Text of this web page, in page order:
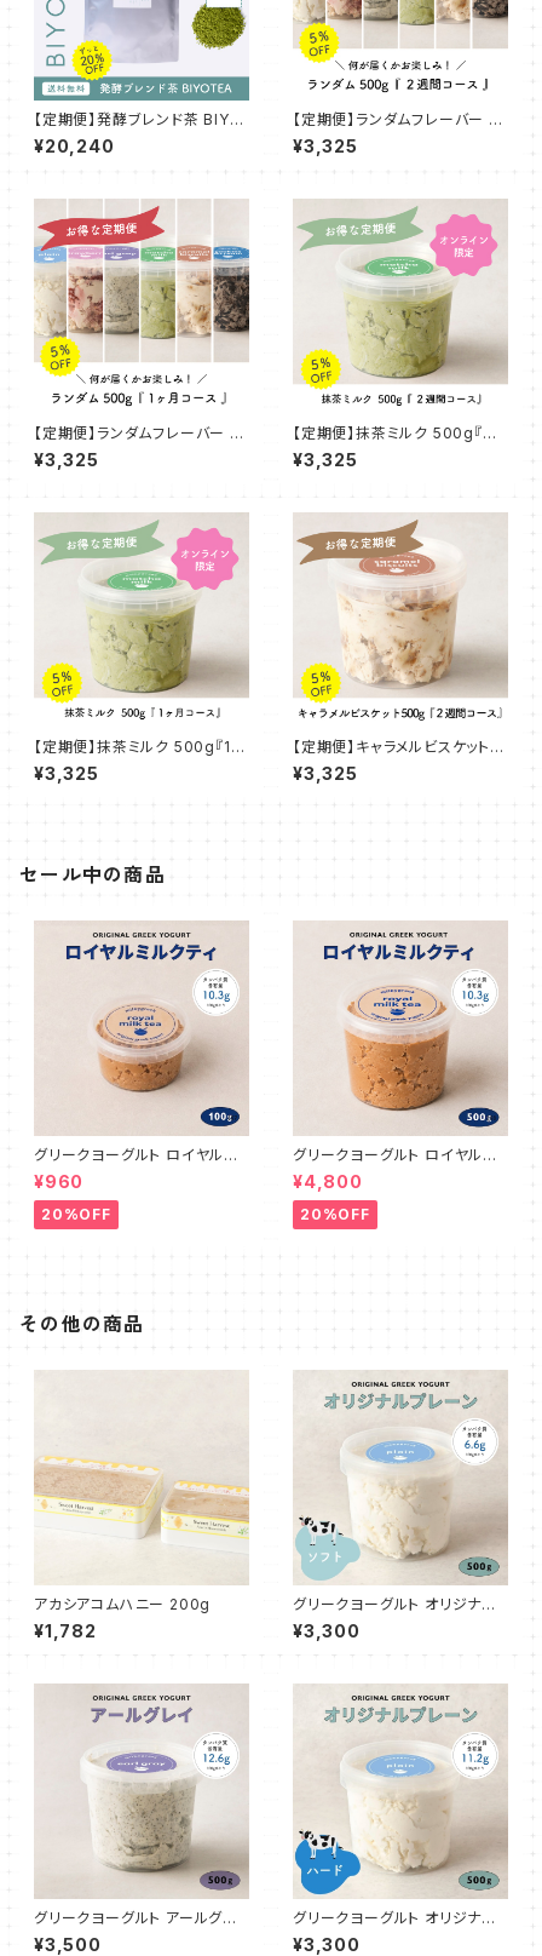
【定期便】発酵ブレンド茶 BIYO
TEA ~発酵のちからで内側から
~【2ヶ月】
¥20,240
【定期便】ランダムフレーバー 5
00g『２週間コース』
¥3,325
【定期便】ランダムフレーバー 5
00g『1ヶ月コース』
¥3,325
【定期便】抹茶ミルク 500g『２
週間コース』
¥3,325
【定期便】抹茶ミルク 500g『1ヶ
月コース』
¥3,325
【定期便】キャラメルビスケット 5
00g『２週間コース』
¥3,325
セール中の商品
グリークヨーグルト ロイヤルミ
ルクティ 100g
¥960
20%OFF
グリークヨーグルト ロイヤルミ
ルクティ 500g
¥4,800
20%OFF
その他の商品
アカシアコムハニー 200g
¥1,782
グリークヨーグルト オリジナル
プレーン（ソフト50%） 500g
¥3,300
グリークヨーグルト アールグレ
イ 500g
¥3,500
グリークヨーグルト オリジナル
プレーン（ハード70%） 500g
¥3,300